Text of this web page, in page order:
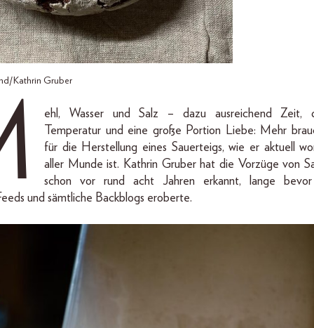
Kathrin Gruber
ehl, Wasser und Salz – dazu ausreichend Zeit,
Temperatur und eine große Portion Liebe: Mehr
für die Herstellung eines Sauerteigs, wie er aktuell
aller Munde ist. Kathrin Gruber hat die Vorzüge von
schon vor rund acht Jahren erkannt, lange
und sämtliche Backblogs eroberte.